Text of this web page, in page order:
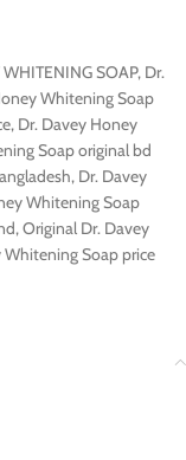
SOAP, Dr.
Whitening Soap
, Dr. Davey Honey
Soap original bd
, Dr. Davey
Whitening Soap
, Original Dr. Davey
Soap price